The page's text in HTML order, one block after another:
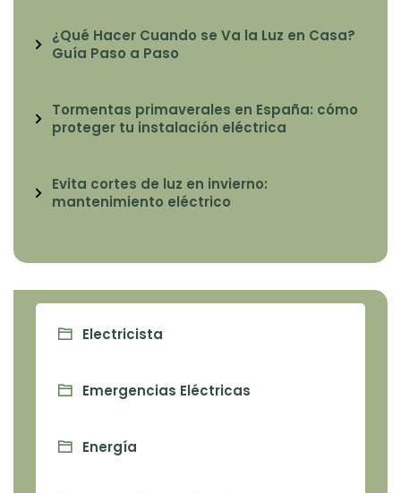
¿Qué Hacer Cuando se Va la Luz en Casa?
Guía Paso a Paso
Tormentas primaverales en España: cómo
proteger tu instalación eléctrica
Evita cortes de luz en invierno:
mantenimiento eléctrico
Electricista
Emergencias Eléctricas
Energía